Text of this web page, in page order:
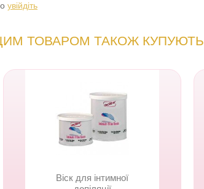
увійдіть
ТОВАРОМ ТАКОЖ КУПУЮТЬ
Віск для інтимної